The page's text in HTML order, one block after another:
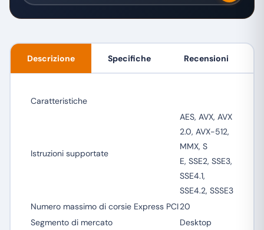
Descrizione Specifiche Recensioni
Caratteristiche
Istruzioni supportate
AES, AVX, AVX
2.0, AVX-512,
MMX, S
E, SSE2, SSE3,
SSE4.1,
SSE4.2, SSSE3
Numero massimo di corsie Express PCI20
Segmento di mercato
Desktop